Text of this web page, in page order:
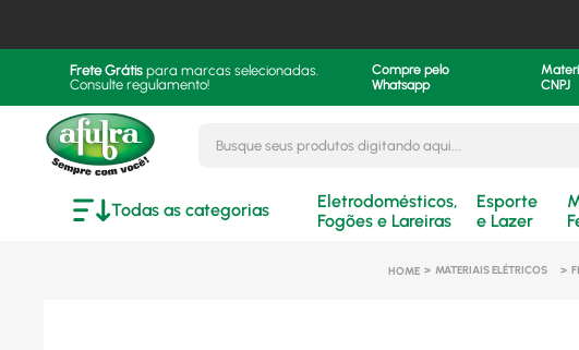
Frete Grátis para marcas selecionadas.
Consulte regulamento!
Compre pelo
Whatsapp
CNPJ
Todas as categorias
Eletrodomésticos,
Fogões e Lareiras
Esporte
e Lazer
MATERIAIS ELÉTRICOS